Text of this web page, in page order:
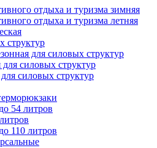
отдыха и туризма зимняя
отдыха и туризма летняя
структур
для силовых структур
силовых структур
силовых структур
54 литров
110 литров